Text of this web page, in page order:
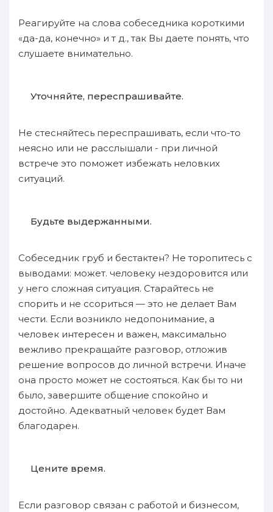
Реагируйте на слова собеседника короткими
«да-да, конечно» и т д., так Вы даете понять, что
слушаете внимательно.
Уточняйте, переспрашивайте.
Не стесняйтесь переспрашивать, если что-то
неясно или не расслышали - при личной
встрече это поможет избежать неловких
ситуаций.
Будьте выдержанными.
Собеседник груб и бестактен? Не торопитесь с
выводами: может. человеку нездоровится или
у него сложная ситуация. Старайтесь не
спорить и не ссориться — это не делает Вам
чести. Если возникло недопонимание, а
человек интересен и важен, максимально
вежливо прекращайте разговор, отложив
решение вопросов до личной встречи. Иначе
она просто может не состояться. Как бы то ни
было, завершите общение спокойно и
достойно. Адекватный человек будет Вам
благодарен.
Цените время.
Если разговор связан с работой и бизнесом,